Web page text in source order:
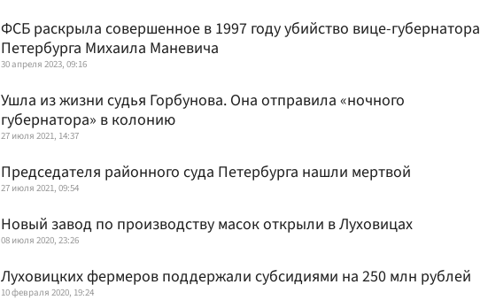
ФСБ раскрыла совершенное в 1997 году убийство вице-губернатора
Петербурга Михаила Маневича
30 апреля 2023, 09:16
Ушла из жизни судья Горбунова. Она отправила «ночного
губернатора» в колонию
27 июля 2021, 14:37
Председателя районного суда Петербурга нашли мертвой
27 июля 2021, 09:54
Новый завод по производству масок открыли в Луховицах
08 июля 2020, 23:26
Луховицких фермеров поддержали субсидиями на 250 млн рублей
10 февраля 2020, 19:24